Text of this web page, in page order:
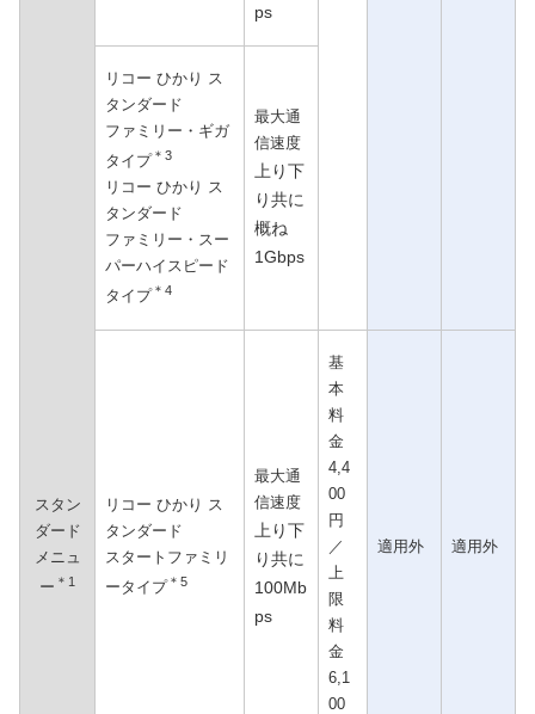
スタン
ダード
メニュ
ー ＊1
ps
リコー ひかり ス
タンダード
ファミリー・ギガ
タイプ＊3
リコー ひかり ス
タンダード
ファミリー・スー
パーハイスピード
タイプ＊4
最大通
信速度
上り下
り共に
概ね
1Gbps
リコー ひかり ス
タンダード
スタートファミリ
ータイプ＊5
最大通
信速度
上り下
り共に
100Mb
ps
基
本
料
金
4,4
00
円
／
上
限
料
金
6,1
00
適用外 適用外